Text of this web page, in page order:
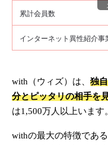
累計会員数
インターネット異性紹介事
with（ウィズ）は、 独
分とピッタリの相手を
は1,500万人以上います。
withの最大の特徴であ